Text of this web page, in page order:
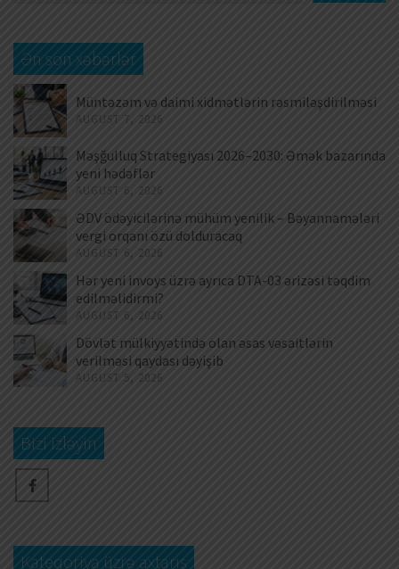
Ən son xəbərlər
Müntəzəm və daimi xidmətlərin rəsmiləşdirilməsi
AUGUST 7, 2026
Məşğulluq Strategiyası 2026–2030: Əmək bazarında
yeni hədəflər
AUGUST 6, 2026
ƏDV ödəyicilərinə mühüm yenilik – Bəyannamələri
vergi orqanı özü dolduracaq
AUGUST 6, 2026
Hər yeni invoys üzrə ayrıca DTA-03 ərizəsi təqdim
edilməlidirmi?
AUGUST 6, 2026
Dövlət mülkiyyətində olan əsas vəsaitlərin
verilməsi qaydası dəyişib
AUGUST 5, 2026
Bizi izləyin
Kateqoriya üzrə axtarış